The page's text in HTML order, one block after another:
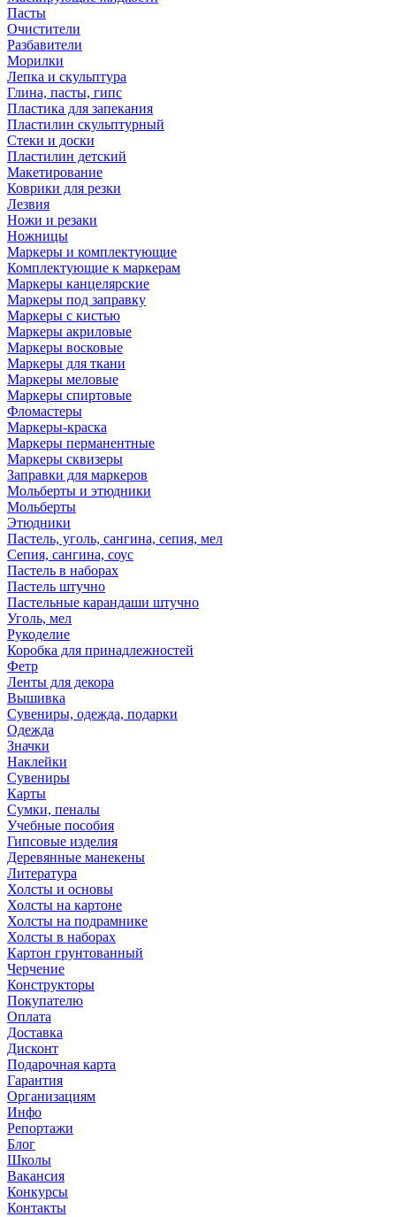
Пасты
Очистители
Разбавители
Морилки
Лепка и скульптура
Глина, пасты, гипс
Пластика для запекания
Пластилин скульптурный
Стеки и доски
Пластилин детский
Макетирование
Коврики для резки
Лезвия
Ножи и резаки
Ножницы
Маркеры и комплектующие
Комплектующие к маркерам
Маркеры канцелярские
Маркеры под заправку
Маркеры с кистью
Маркеры акриловые
Маркеры восковые
Маркеры для ткани
Маркеры меловые
Маркеры спиртовые
Фломастеры
Маркеры-краска
Маркеры перманентные
Маркеры сквизеры
Заправки для маркеров
Мольберты и этюдники
Мольберты
Этюдники
Пастель, уголь, сангина, сепия, мел
Сепия, сангина, соус
Пастель в наборах
Пастель штучно
Пастельные карандаши штучно
Уголь, мел
Рукоделие
Коробка для принадлежностей
Фетр
Ленты для декора
Вышивка
Сувениры, одежда, подарки
Одежда
Значки
Наклейки
Сувениры
Карты
Сумки, пеналы
Учебные пособия
Гипсовые изделия
Деревянные манекены
Литература
Холсты и основы
Холсты на картоне
Холсты на подрамнике
Холсты в наборах
Картон грунтованный
Черчение
Конструкторы
Покупателю
Оплата
Доставка
Дисконт
Подарочная карта
Гарантия
Организациям
Инфо
Репортажи
Блог
Школы
Вакансия
Конкурсы
Контакты